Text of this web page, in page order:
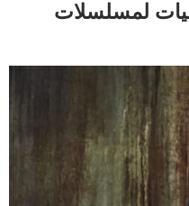
لمسلسلات